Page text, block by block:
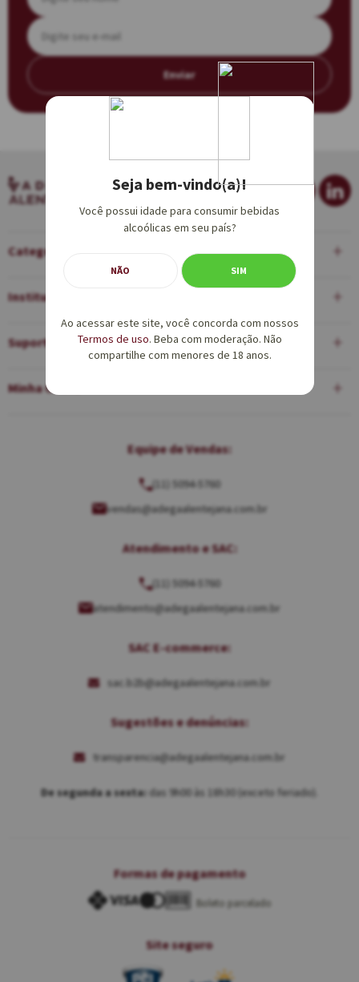
Enviar
Categorias
Institucional
Suporte
Minha Conta
Equipe de Vendas:
(11) 5094-5760
vendas@adegaalentejana.com.br
Atendimento e SAC:
(11) 5094-5760
atendimento@adegaalentejana.com.br
SAC E-commerce:
sac.b2b@adegaalentejana.com.br
Sugestões e denúncias:
transparencia@adegaalentejana.com.br
De segunda a sexta: das 9h00 às 18h30 (exceto feriado).
Formas de pagamento
Boleto parcelado
Site seguro
Seja bem-vindo(a)!
Você possui idade para consumir bebidas
alcoólicas em seu país?
NÃO SIM
Ao acessar este site, você concorda com nossos
Termos de uso. Beba com moderação. Não
compartilhe com menores de 18 anos.